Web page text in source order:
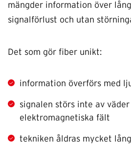
mängder information över
signalförlust och utan
Det som gör fiber unikt:
information överförs med
signalen störs inte av
elektromagnetiska fält
tekniken åldras mycket